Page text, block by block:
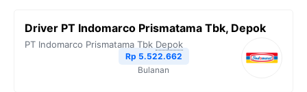
o
e
r
A
i
n
k
Driver PT Indomarco Prismatama Tbk, Depok
PT Indomarco Prismatama Tbk Depok
Rp 5.522.662
Bulanan